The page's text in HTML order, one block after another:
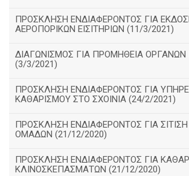
ΠΡΟΣΚΛΗΣΗ ΕΝΔΙΑΦΕΡΟΝΤΟΣ ΓΙΑ
ΑΕΡΟΠΟΡΙΚΩΝ ΕΙΣΙΤΗΡΙΩΝ (11/3/2021)
ΔΙΑΓΩΝΙΣΜΟΣ ΓΙΑ ΠΡΟΜΗΘΕΙΑ ΟΡΓΑΝΩΝ
(3/3/2021)
ΠΡΟΣΚΛΗΣΗ ΕΝΔΙΑΦΕΡΟΝΤΟΣ ΓΙΑ
ΚΑΘΑΡΙΣΜΟΥ ΣΤΟ ΣΧΟΙΝΙΑ (24/2/2021)
ΠΡΟΣΚΛΗΣΗ ΕΝΔΙΑΦΕΡΟΝΤΟΣ ΓΙΑ
ΟΜΑΔΩΝ (21/12/2020)
ΠΡΟΣΚΛΗΣΗ ΕΝΔΙΑΦΕΡΟΝΤΟΣ ΓΙΑ
ΚΛΙΝΟΣΚΕΠΑΣΜΑΤΩΝ (21/12/2020)